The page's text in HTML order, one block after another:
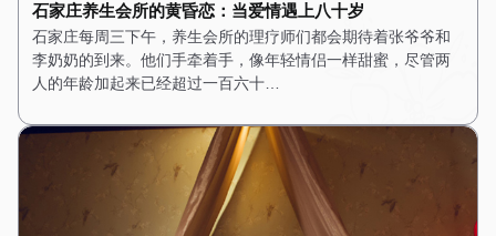
石家庄养生会所的黄昏恋：当爱情遇上八十岁
石家庄每周三下午，养生会所的理疗师们都会期待着张爷爷和
李奶奶的到来。他们手牵着手，像年轻情侣一样甜蜜，尽管两
人的年龄加起来已经超过一百六十…